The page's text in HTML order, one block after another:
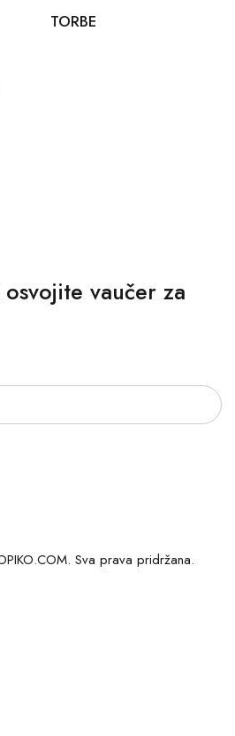
TORBE
vaučer za
Sva prava pridržana.